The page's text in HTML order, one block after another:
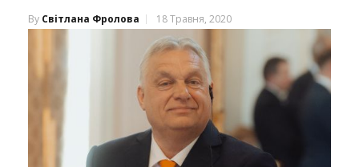
By Світлана Фролова 18 Травня, 2020